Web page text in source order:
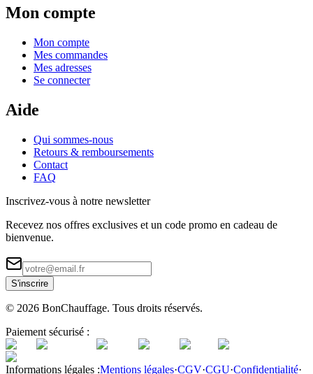
Mon compte
Mon compte
Mes commandes
Mes adresses
Se connecter
Aide
Qui sommes-nous
Retours & remboursements
Contact
FAQ
Inscrivez-vous à notre newsletter
Recevez nos offres exclusives et un code promo en cadeau de
bienvenue.
S'inscrire
© 2026 BonChauffage. Tous droits réservés.
Paiement sécurisé :
Informations légales :Mentions légales·CGV·CGU·Confidentialité·